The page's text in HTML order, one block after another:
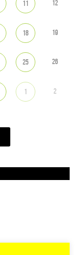
11 12
18 19
25 26
1 2